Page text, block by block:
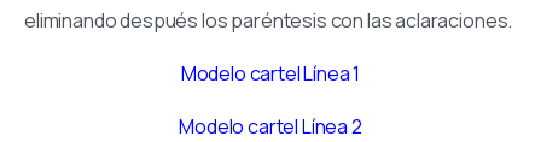
eliminando después los paréntesis con las aclaraciones.
Modelo cartel Línea 1
Modelo cartel Línea 2